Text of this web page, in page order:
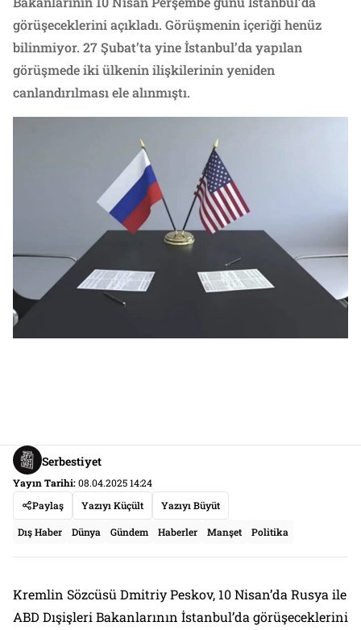
görüşeceklerini açıkladı. Görüşmenin içeriği henüz
bilinmiyor. 27 Şubat’ta yine İstanbul’da yapılan
görüşmede iki ülkenin ilişkilerinin yeniden
canlandırılması ele alınmıştı.
Serbestiyet
Yayın Tarihi:08.04.2025 14:24
Paylaş
Yazıyı Küçült Yazıyı Büyüt
Dış Haber Dünya Gündem Haberler Manşet Politika
Kremlin Sözcüsü Dmitriy Peskov, 10 Nisan’da Rusya ile
ABD Dışişleri Bakanlarının İstanbul’da görüşeceklerini